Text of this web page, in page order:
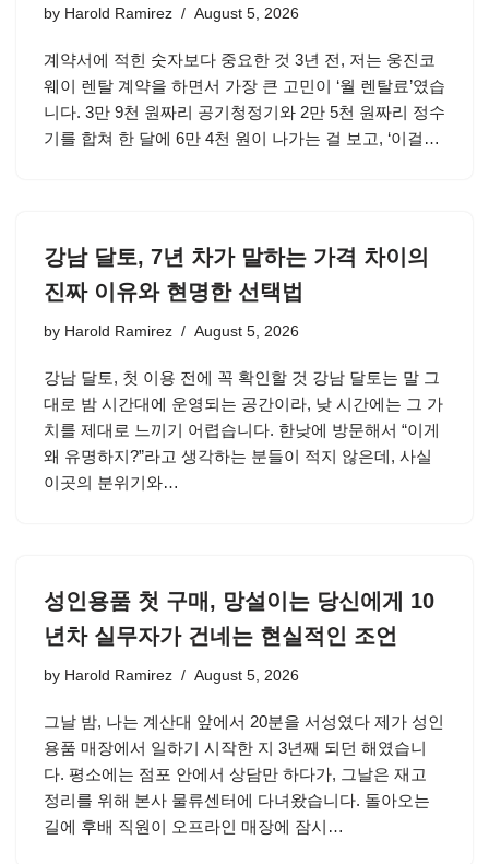
by Harold Ramirez August 5, 2026
계약서에 적힌 숫자보다 중요한 것 3년 전, 저는 웅진코
웨이 렌탈 계약을 하면서 가장 큰 고민이 ‘월 렌탈료’였습
니다. 3만 9천 원짜리 공기청정기와 2만 5천 원짜리 정수
기를 합쳐 한 달에 6만 4천 원이 나가는 걸 보고, ‘이걸…
강남 달토, 7년 차가 말하는 가격 차이의
진짜 이유와 현명한 선택법
by Harold Ramirez August 5, 2026
강남 달토, 첫 이용 전에 꼭 확인할 것 강남 달토는 말 그
대로 밤 시간대에 운영되는 공간이라, 낮 시간에는 그 가
치를 제대로 느끼기 어렵습니다. 한낮에 방문해서 “이게
왜 유명하지?”라고 생각하는 분들이 적지 않은데, 사실
이곳의 분위기와…
성인용품 첫 구매, 망설이는 당신에게 10
년차 실무자가 건네는 현실적인 조언
by Harold Ramirez August 5, 2026
그날 밤, 나는 계산대 앞에서 20분을 서성였다 제가 성인
용품 매장에서 일하기 시작한 지 3년째 되던 해였습니
다. 평소에는 점포 안에서 상담만 하다가, 그날은 재고
정리를 위해 본사 물류센터에 다녀왔습니다. 돌아오는
길에 후배 직원이 오프라인 매장에 잠시…